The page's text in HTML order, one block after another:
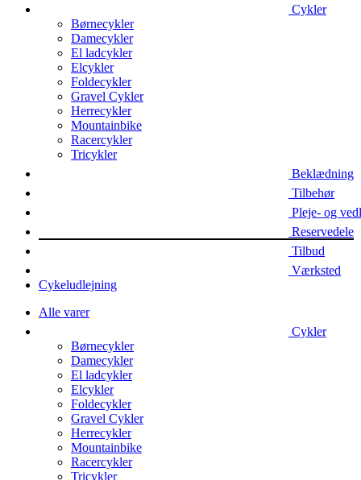
Cykler
Børnecykler
Damecykler
El ladcykler
Elcykler
Foldecykler
Gravel Cykler
Herrecykler
Mountainbike
Racercykler
Tricykler
Beklædning
Tilbehør
Pleje- og
Reservedele
Tilbud
Værksted
Cykeludlejning
Alle varer
Cykler
Børnecykler
Damecykler
El ladcykler
Elcykler
Foldecykler
Gravel Cykler
Herrecykler
Mountainbike
Racercykler
Tricykler